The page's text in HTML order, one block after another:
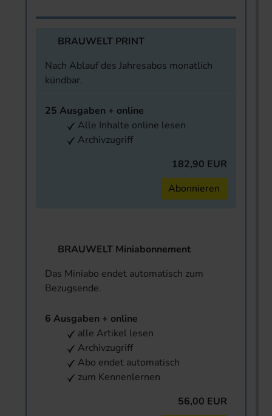
BRAUWELT PRINT
Nach Ablauf des Jahresabos monatlich
kündbar.
25 Ausgaben + online
Alle Inhalte online lesen
Archivzugriff
182,90 EUR
Abonnieren
BRAUWELT Miniabonnement
Das Miniabo endet automatisch zum
Bezugsende.
6 Ausgaben + online
alle Artikel lesen
Archivzugriff
Abo endet automatisch
zum Kennenlernen
56,00 EUR